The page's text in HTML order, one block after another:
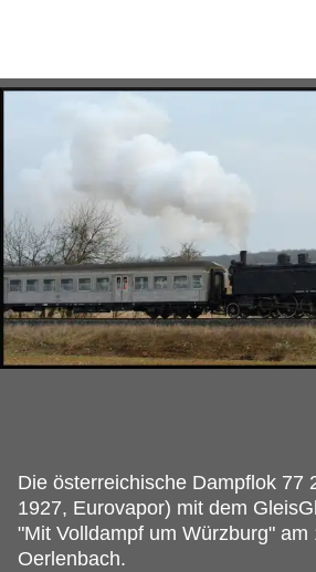
Die österreichische Dampflok 77
1927, Eurovapor) mit dem
"Mit Volldampf um Würzburg" am
Oerlenbach.